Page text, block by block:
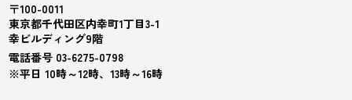
〒100-0011
東京都千代田区内幸町1丁目3-1
幸ビルディング9階
電話番号 03-6275-0798
※平日 10時～12時、13時～16時